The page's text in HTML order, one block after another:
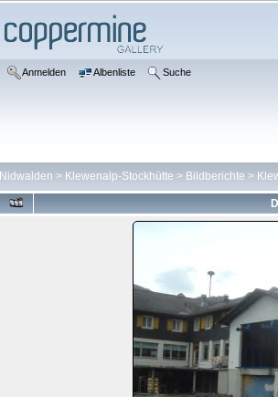
Anmelden Albenliste Suche
Nidwalden > Klewenalp-Stockhütte > Bildberichte >